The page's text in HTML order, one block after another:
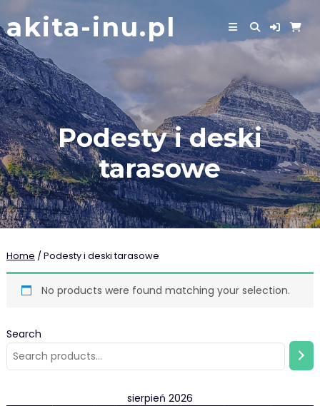
to
content
akita-inu.pl
Podesty i deski
tarasowe
Home / Podesty i deski tarasowe
No products were found matching your selection.
Search
sierpień 2026